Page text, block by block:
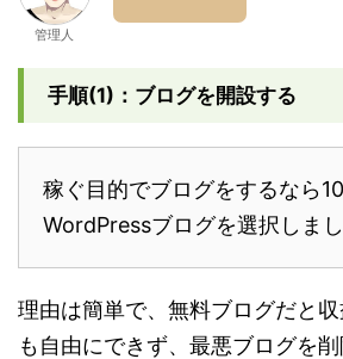
管理人
手順(1)：ブログを開設する
稼ぐ目的でブログをするなら
WordPressブログを選択しまし
理由は簡単で、無料ブログだと
も自由にできず、最悪ブログを